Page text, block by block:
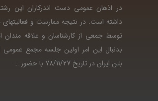
در اذهان عمومی دست اندرکاران این
داشته است. در نتیجه ممارست و
توسط جمعی از کارشناسان و علاقه مندان
بدنبال این امر اولین جلسه مجمع
بتن ایران در تاریخ 78/11/27 با حضور
…